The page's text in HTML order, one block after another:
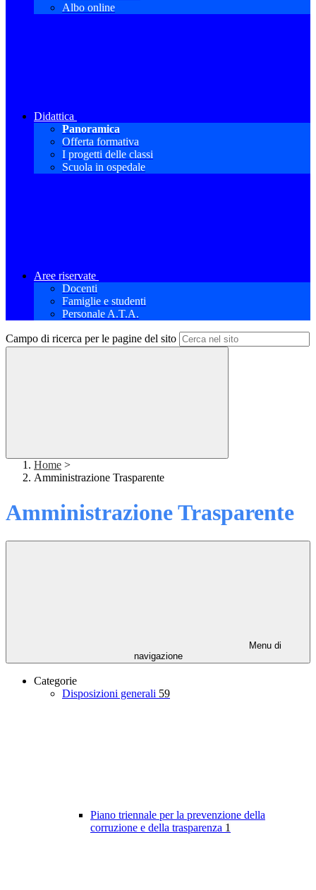
Albo online
Didattica
Panoramica
Offerta formativa
I progetti delle classi
Scuola in ospedale
Aree riservate
Docenti
Famiglie e studenti
Personale A.T.A.
Campo di ricerca per le pagine del sito
Home >
Amministrazione Trasparente
Amministrazione Trasparente
Menu di
navigazione
Categorie
Disposizioni generali 59
Piano triennale per la prevenzione della
corruzione e della trasparenza 1